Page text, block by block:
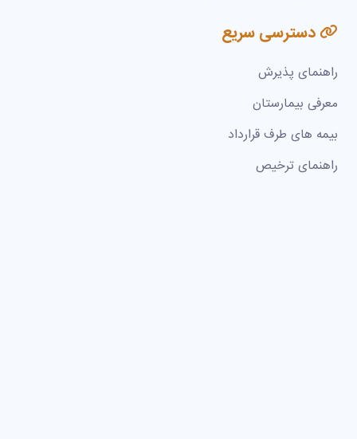
دسترسی سریع
راهنمای پذیرش
معرفی بیمارستان
بیمه های طرف قرارداد
راهنمای ترخیص